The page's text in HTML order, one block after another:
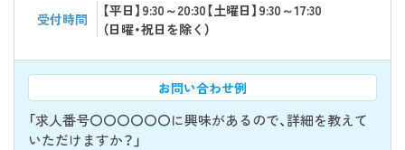
受付時間
【平日】9:30～20:30【土曜日】9:30～17:30
（日曜・祝日を除く）
お問い合わせ例
「求人番号〇〇〇〇〇〇に興味があるので、詳細を教えて
いただけますか？」